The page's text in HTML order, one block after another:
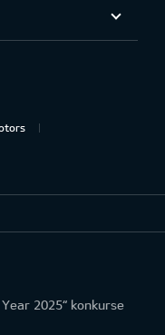
| KIA
Year 2025“ konkurse